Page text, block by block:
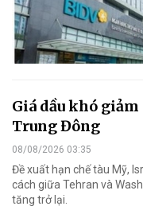
Giá dầu khó
Trung Đông
08/08/2026 03:35
Đề xuất hạn chế tàu Mỹ,
cách giữa Tehran và
tăng trở lại.